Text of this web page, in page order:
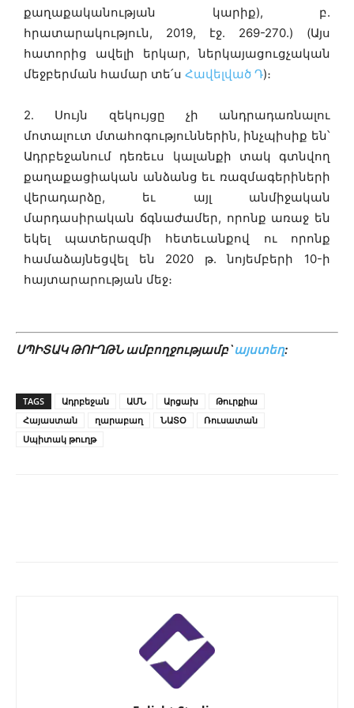
քաղաքականության կարիք), բ.
հրատարակություն, 2019, էջ. 269-270.) (Այս
հատորից ավելի երկար, ներկայացուցչական
մեջբերման համար տե՛ս Հավելված Դ)։
2․ Սույն զեկույցը չի անդրադառնալու
մոտալուտ մտահոգություններին, ինչպիսիք են՝
Ադրբեջանում դեռեւս կալանքի տակ գտնվող
քաղաքացիական անձանց եւ ռազմագերիների
վերադարձը, եւ այլ անմիջական
մարդասիրական ճգնաժամեր, որոնք առաջ են
եկել պատերազմի հետեւանքով ու որոնք
համաձայնեցվել են 2020 թ. նոյեմբերի 10-ի
հայտարարության մեջ։
ՍՊԻՏԱԿ ԹՈՒՂԹՆ ամբողջությամբ`այստեղ:
TAGS Ադրբեջան ԱՄՆ Արցախ
Թուրքիա
Հայաստան
ղարաբաղ ՆԱՏՕ
Ռուսատան
Սպիտակ թուղթ